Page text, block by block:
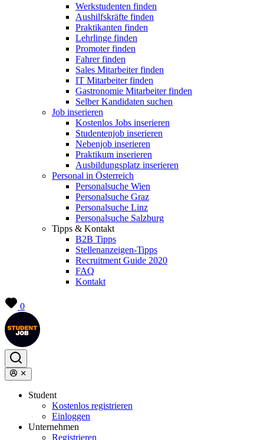
Werkstudenten finden
Aushilfskräfte finden
Praktikanten finden
Lehrlinge finden
Promoter finden
Fahrer finden
Sales Mitarbeiter finden
IT Mitarbeiter finden
Gastronomie Mitarbeiter finden
Selber Kandidaten suchen
Job inserieren
Kostenlos Jobs inserieren
Studentenjob inserieren
Nebenjob inserieren
Praktikum inserieren
Ausbildungsplatz inserieren
Personal in Österreich
Personalsuche Wien
Personalsuche Graz
Personalsuche Linz
Personalsuche Salzburg
Tipps & Kontakt
B2B Tipps
Stellenanzeigen-Tipps
Recruitment Guide 2020
FAQ
Kontakt
0
Student
Kostenlos registrieren
Einloggen
Unternehmen
Registrieren